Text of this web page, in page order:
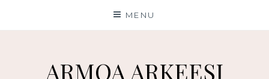
MENU
ARMOA ARKEESI